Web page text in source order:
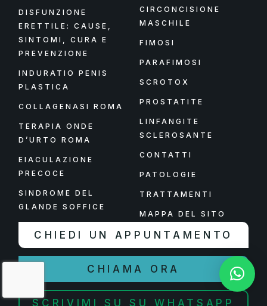
DISFUNZIONE
ERETTILE: CAUSE,
SINTOMI, CURA E
PREVENZIONE
INDURATIO PENIS
PLASTICA
COLLAGENASI ROMA
TERAPIA ONDE
D’URTO ROMA
EIACULAZIONE
PRECOCE
SINDROME DEL
GLANDE SOFFICE
CIRCONCISIONE
MASCHILE
FIMOSI
PARAFIMOSI
SCROTOX
PROSTATITE
LINFANGITE
SCLEROSANTE
CONTATTI
PATOLOGIE
TRATTAMENTI
MAPPA DEL SITO
CHIEDI UN APPUNTAMENTO
CHIAMA ORA
SCRIVIMI SU SU WHATSAPP